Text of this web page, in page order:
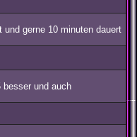
gerne 10 minuten dauert
besser und auch